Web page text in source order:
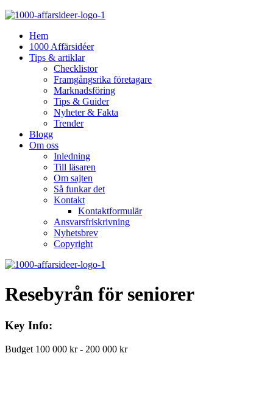
Hem
1000 Affärsidéer
Tips & artiklar
Checklistor
Framgångsrika företagare
Marknadsföring
Tips & Guider
Nyheter & Fakta
Trender
Blogg
Om oss
Inledning
Till läsaren
Om sajten
Så funkar det
Kontakt
Kontaktformulär
Ansvarsfriskrivning
Nyhetsbrev
Copyright
Resebyrån för seniorer
Key Info:
Budget 100 000 kr - 200 000 kr